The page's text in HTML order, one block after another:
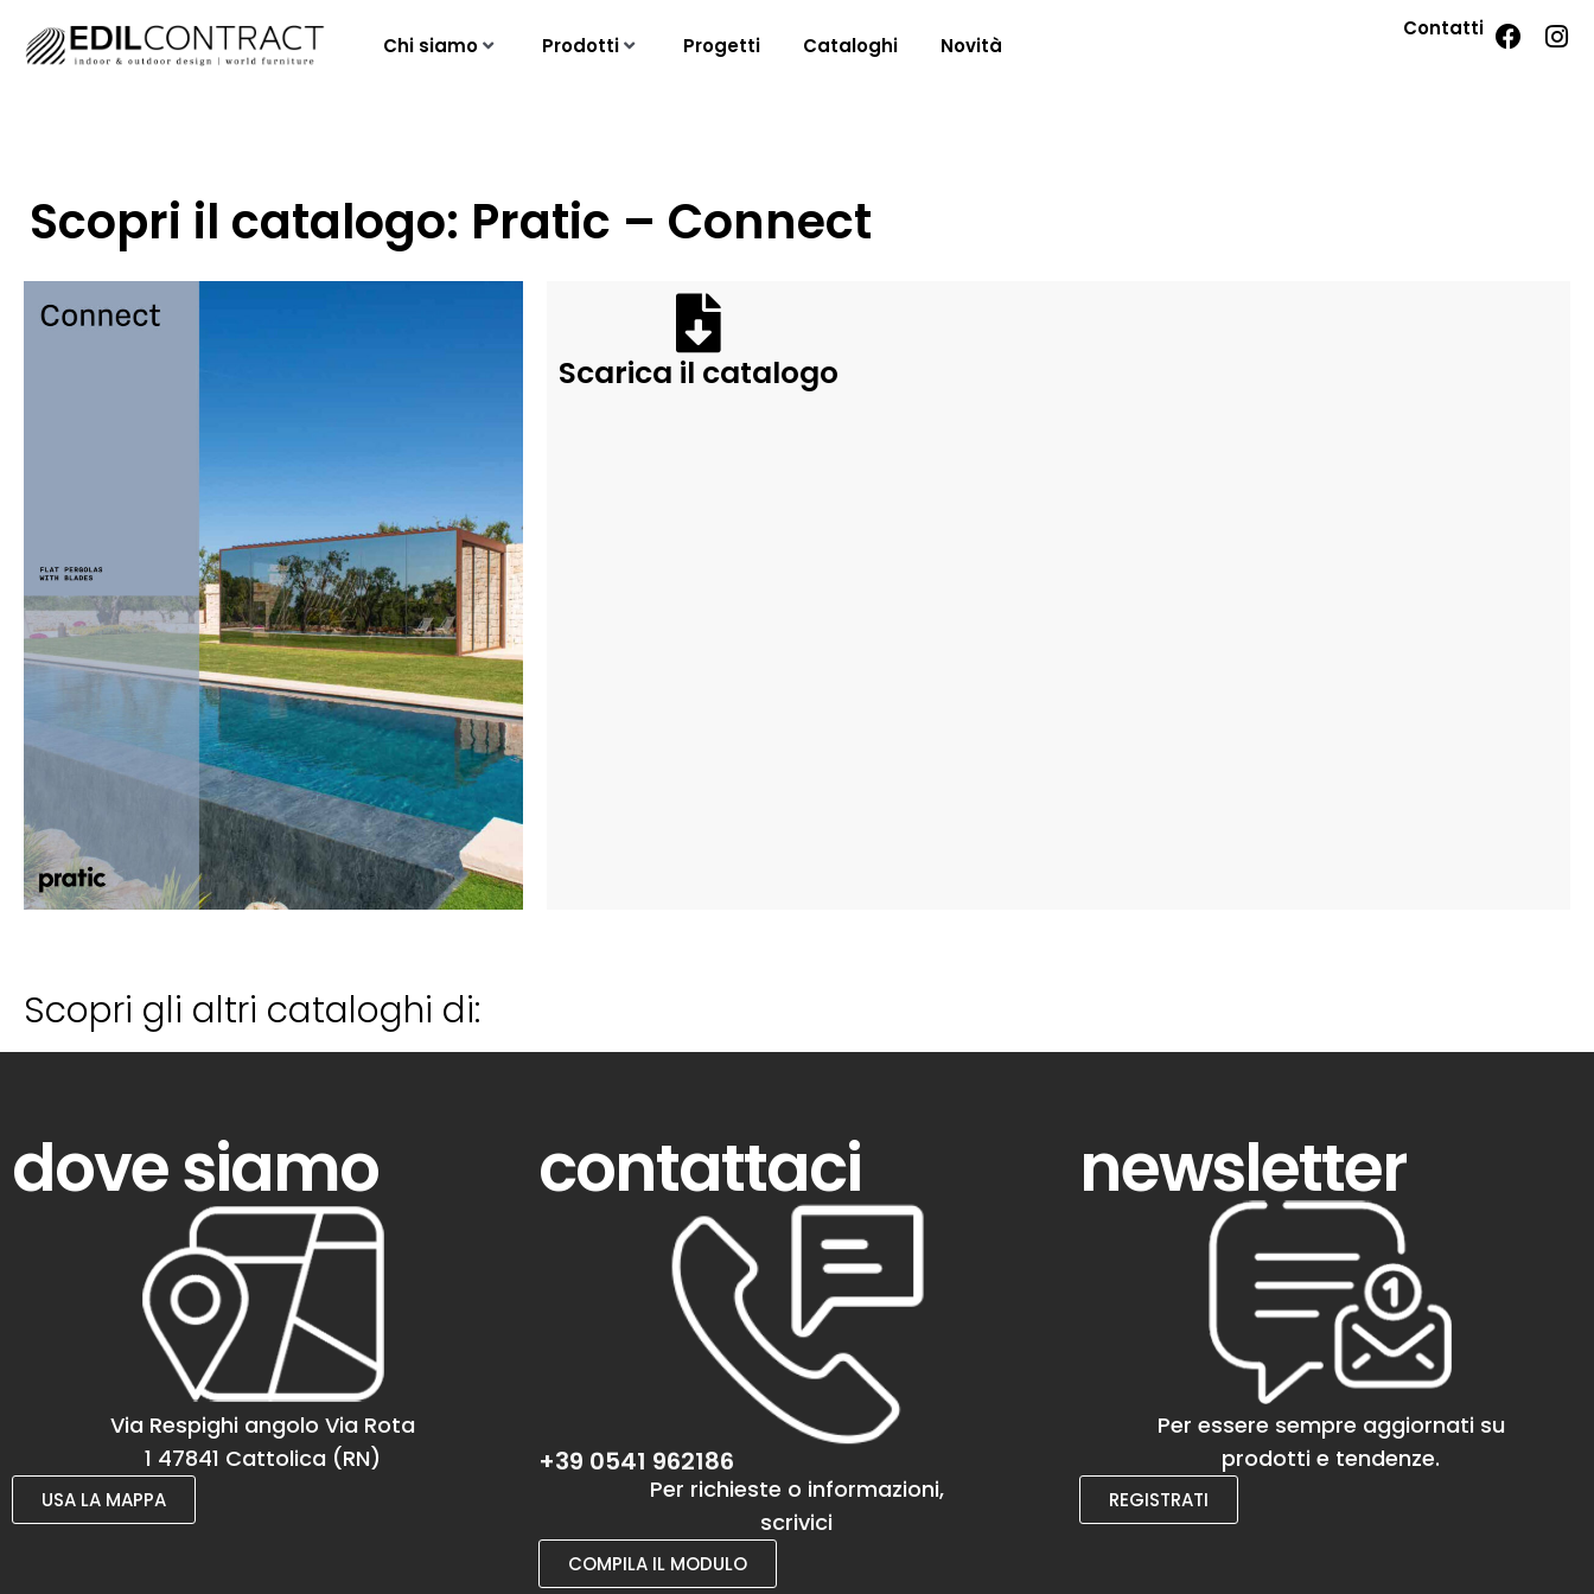
Chi siamo Prodotti Progetti Cataloghi Novità
Contatti
Scopri il catalogo: Pratic – Connect
Scarica il catalogo
Scopri gli altri cataloghi di:
dove siamo
Via Respighi angolo Via Rota
1 47841 Cattolica (RN)
USA LA MAPPA
contattaci
+39 0541 962186
Per richieste o informazioni,
scrivici
COMPILA IL MODULO
newsletter
Per essere sempre aggiornati su
prodotti e tendenze.
REGISTRATI